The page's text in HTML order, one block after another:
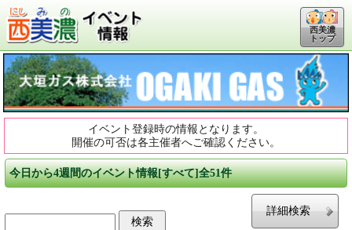
西美濃
トップ
イベント登録時の情報となります。
開催の可否は各主催者へご確認ください。
今日から4週間のイベント情報[すべて]全51件
詳細検索